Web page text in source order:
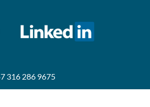
316 286 9675